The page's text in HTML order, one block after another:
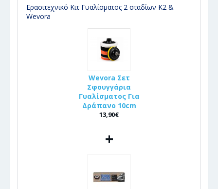
Ερασιτεχνικό Κιτ Γυαλίσματος 2 σταδίων K2 &
Wevora
Wevora Σετ
Σφουγγάρια
Γυαλίσματος Για
Δράπανο 10cm
13,90€
+